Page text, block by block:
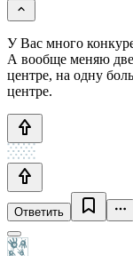
У Вас много
А вообще меняю
центре, на одну
центре.
Ответить